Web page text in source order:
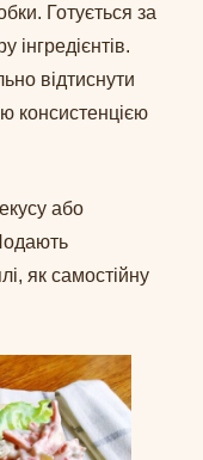
Готується за
інгредієнтів.
відтиснути
консистенцією
або
як самостійну